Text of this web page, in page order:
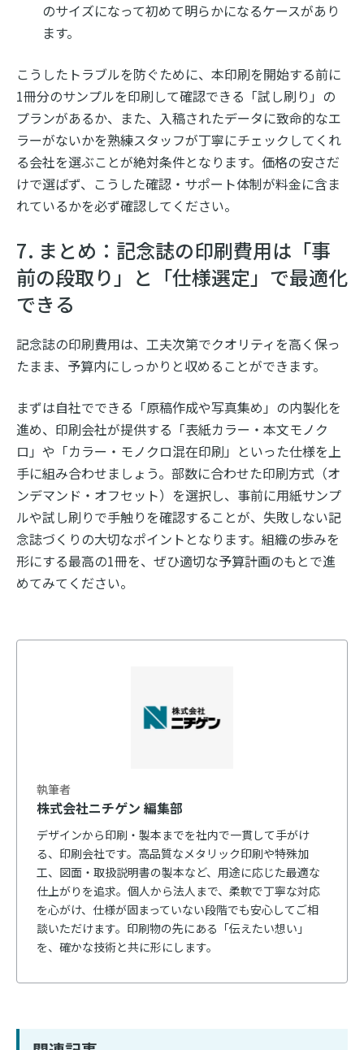
のサイズになって初めて明らかになるケースがあり
ます。
こうしたトラブルを防ぐために、本印刷を開始する前に
1冊分のサンプルを印刷して確認できる「試し刷り」の
プランがあるか、また、入稿されたデータに致命的なエ
ラーがないかを熟練スタッフが丁寧にチェックしてくれ
る会社を選ぶことが絶対条件となります。価格の安さだ
けで選ばず、こうした確認・サポート体制が料金に含ま
れているかを必ず確認してください。
7. まとめ：記念誌の印刷費用は「事
前の段取り」と「仕様選定」で最適化
できる
記念誌の印刷費用は、工夫次第でクオリティを高く保っ
たまま、予算内にしっかりと収めることができます。
まずは自社でできる「原稿作成や写真集め」の内製化を
進め、印刷会社が提供する「表紙カラー・本文モノク
ロ」や「カラー・モノクロ混在印刷」といった仕様を上
手に組み合わせましょう。部数に合わせた印刷方式（オ
ンデマンド・オフセット）を選択し、事前に用紙サンプ
ルや試し刷りで手触りを確認することが、失敗しない記
念誌づくりの大切なポイントとなります。組織の歩みを
形にする最高の1冊を、ぜひ適切な予算計画のもとで進
めてみてください。
執筆者
株式会社ニチゲン 編集部
デザインから印刷・製本までを社内で一貫して手がけ
る、印刷会社です。高品質なメタリック印刷や特殊加
工、図面・取扱説明書の製本など、用途に応じた最適な
仕上がりを追求。個人から法人まで、柔軟で丁寧な対応
を心がけ、仕様が固まっていない段階でも安心してご相
談いただけます。印刷物の先にある「伝えたい想い」
を、確かな技術と共に形にします。